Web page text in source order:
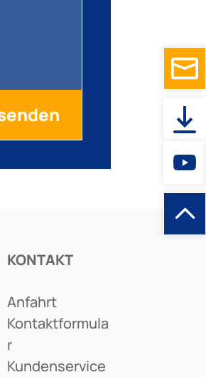
KONTAKT
Anfahrt
Kontaktformula
R
Kundenservice